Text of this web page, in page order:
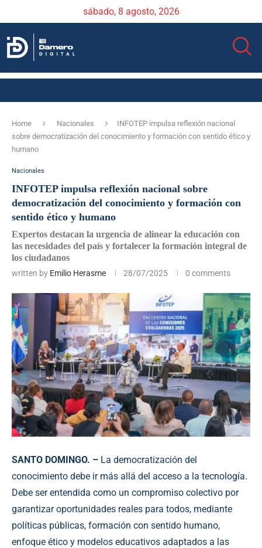
sábado, 8 agosto, 2026
Home Nacionales
INFOTEP impulsa reflexión nacional
sobre democratización del conocimiento y formación con sentido ético y
humano
Nacionales
INFOTEP impulsa reflexión nacional sobre
democratización del conocimiento y formación con
sentido ético y humano
Expertos destacan la urgencia de alinear la educación con
las necesidades del país y fortalecer la formación integral de
los ciudadanos
written by Emilio Herasme 28/07/2025 0 comments
SANTO DOMINGO. – La democratización del
conocimiento debe ir más allá del acceso a la tecnología.
Debe ser entendida como un compromiso colectivo por
garantizar oportunidades reales para todos, mediante
políticas públicas, formación con sentido humano,
enfoque ético y modelos educativos adaptados a las